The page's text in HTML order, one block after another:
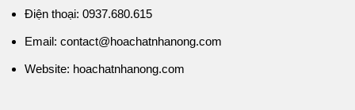
Điện thoại: 0937.680.615
Email: contact@hoachatnhanong.com
Website: hoachatnhanong.com